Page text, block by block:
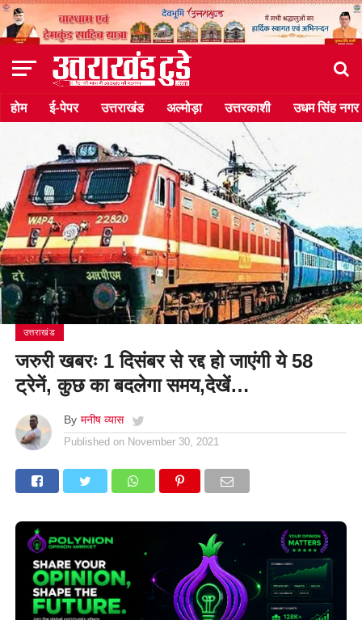
होम ई-पेपर उत्तराखंड अल्मोड़ा उत्तरकाशी उधम सिंह नगर
उत्तराखंड
जरुरी खबरः 1 दिसंबर से रद्द हो जाएंगी ये 58
ट्रेनें, कुछ का बदलेगा समय,देखें…
By मनीष व्यास
Published on November 30, 2021